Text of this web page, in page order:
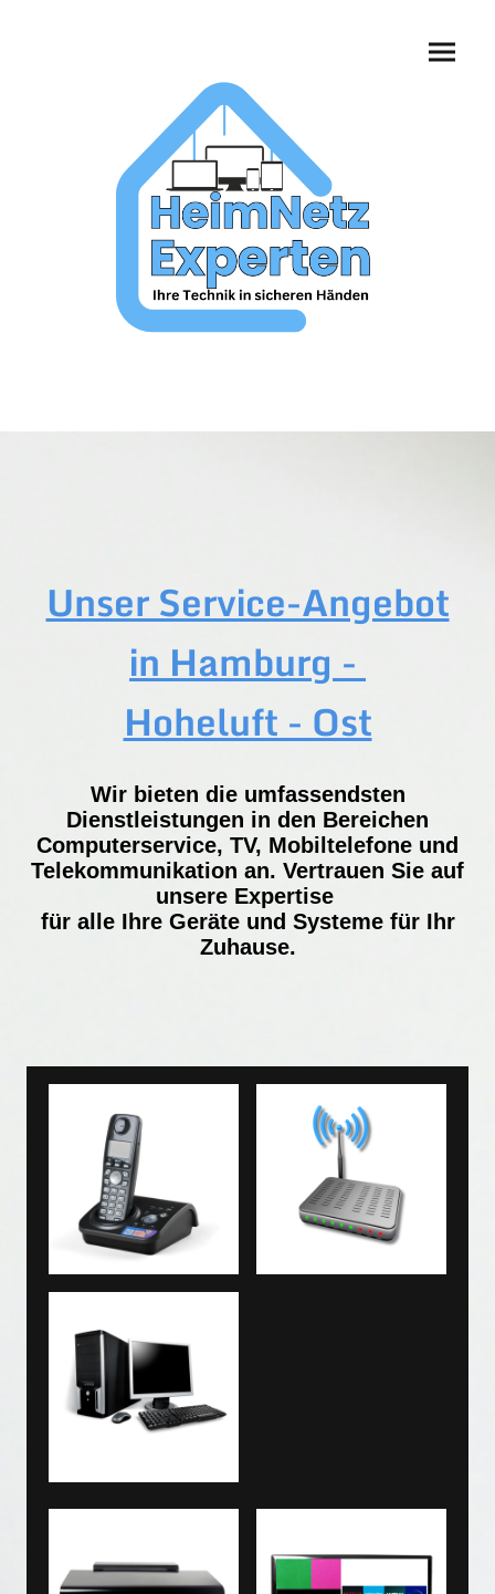
Unser Service-Angebot
in Hamburg -
Hoheluft - Ost
Wir bieten die umfassendsten
Dienstleistungen in den Bereichen
Computerservice, TV, Mobiltelefone und
Telekommunikation an. Vertrauen Sie auf
unsere Expertise
für alle Ihre Geräte und Systeme für Ihr
Zuhause.